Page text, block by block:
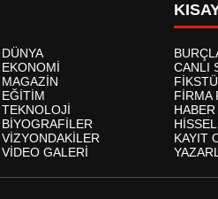
DÜNYA
EKONOMİ
MAGAZİN
EĞİTİM
TEKNOLOJİ
BİYOGRAFİLER
VİZYONDAKİLER
VİDEO GALERİ
CANLI
FİRMA
KAYIT